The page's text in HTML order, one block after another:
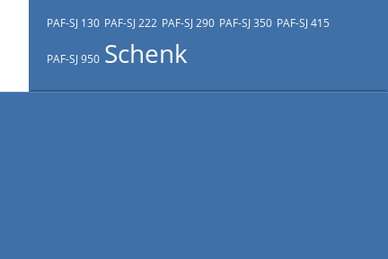
PAF-SJ 130 PAF-SJ 222 PAF-SJ 290 PAF-SJ 350 PAF-SJ 415
PAF-SJ 950 Schenk